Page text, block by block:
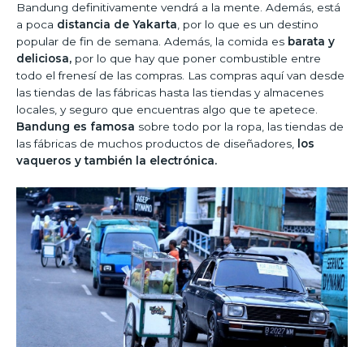
Bandung definitivamente vendrá a la mente. Además, está
a poca distancia de Yakarta, por lo que es un destino
popular de fin de semana. Además, la comida es barata y
deliciosa, por lo que hay que poner combustible entre
todo el frenesí de las compras. Las compras aquí van desde
las tiendas de las fábricas hasta las tiendas y almacenes
locales, y seguro que encuentras algo que te apetece.
Bandung es famosa sobre todo por la ropa, las tiendas de
las fábricas de muchos productos de diseñadores, los
vaqueros y también la electrónica.